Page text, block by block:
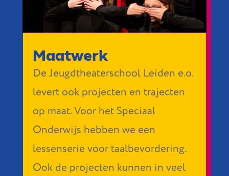
Maatwerk
De Jeugdtheaterschool Leiden e.o.
levert ook projecten en trajecten
op maat. Voor het Speciaal
Onderwijs hebben we een
lessenserie voor taalbevordering.
Ook de projecten kunnen in veel